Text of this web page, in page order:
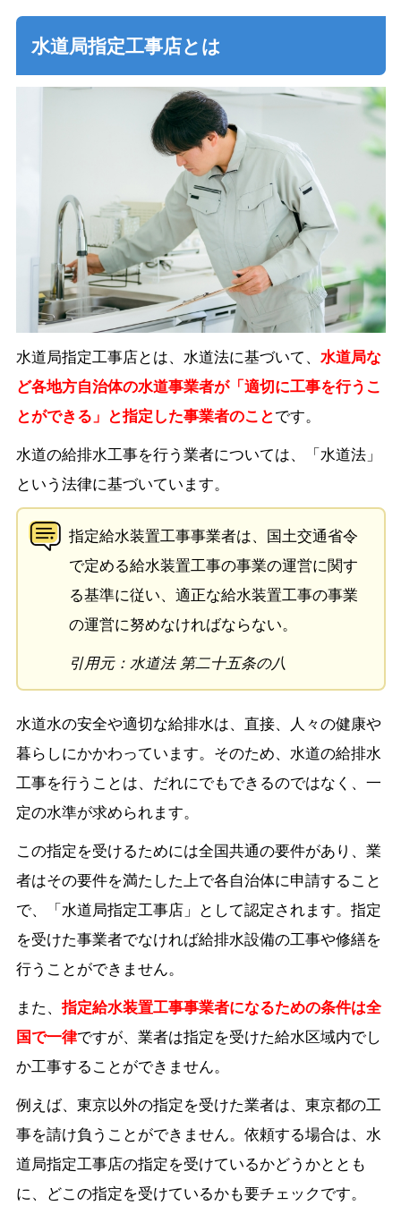
水道局指定工事店とは
水道局指定工事店とは、水道法に基づいて、 水道局な
ど各地方自治体の水道事業者が「適切に工事を行うこ
とができる」と指定した事業者のことです。
水道の給排水工事を行う業者については、「水道法」
という法律に基づいています。
指定給水装置工事事業者は、国土交通省令
で定める給水装置工事の事業の運営に関す
る基準に従い、適正な給水装置工事の事業
の運営に努めなければならない。
引用元：水道法 第二十五条の八
水道水の安全や適切な給排水は、直接、人々の健康や
暮らしにかかわっています。そのため、水道の給排水
工事を行うことは、だれにでもできるのではなく、一
定の水準が求められます。
この指定を受けるためには全国共通の要件があり、業
者はその要件を満たした上で各自治体に申請すること
で、「水道局指定工事店」として認定されます。指定
を受けた事業者でなければ給排水設備の工事や修繕を
行うことができません。
また、 指定給水装置工事事業者になるための条件は全
国で一律ですが、業者は指定を受けた給水区域内でし
か工事することができません。
例えば、東京以外の指定を受けた業者は、東京都の工
事を請け負うことができません。依頼する場合は、水
道局指定工事店の指定を受けているかどうかととも
に、どこの指定を受けているかも要チェックです。